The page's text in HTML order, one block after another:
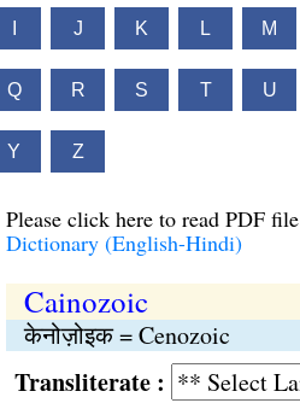
J K L M
Q R S T U
Y Z
Please click here to read PDF file
Dictionary (English-Hindi)
Cainozoic
केनोज़ोइक = Cenozoic
: